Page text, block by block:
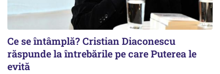
Ce se întâmplă? Cristian Diaconescu
răspunde la întrebările pe care Puterea le
evită